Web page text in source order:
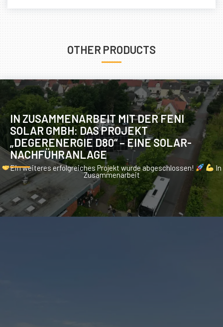
OTHER PRODUCTS
IN ZUSAMMENARBEIT MIT DER FENI
SOLAR GMBH: DAS PROJEKT
„DEGERENERGIE D80“ – EINE SOLAR-
NACHFÜHRANLAGE
Ein weiteres erfolgreiches Projekt wurde abgeschlossen!
In
Zusammenarbeit